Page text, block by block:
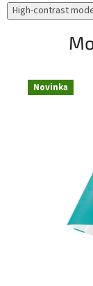
High-contrast
Novinka